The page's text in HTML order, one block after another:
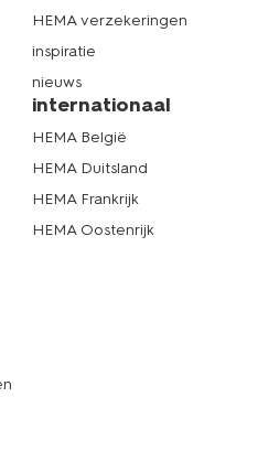
HEMA verzekeringen
inspiratie
nieuws
internationaal
HEMA België
HEMA Duitsland
HEMA Frankrijk
HEMA Oostenrijk